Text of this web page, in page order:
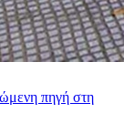
πηγή στη